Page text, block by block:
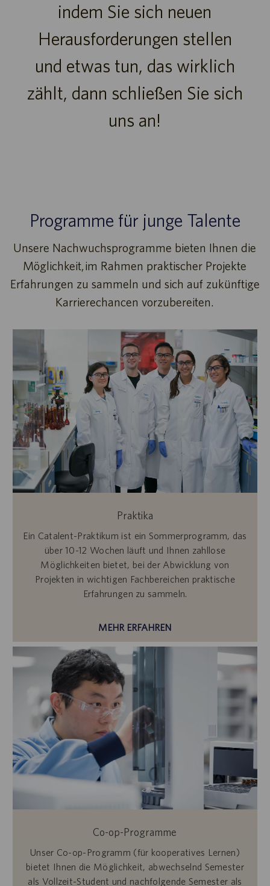
indem Sie sich neuen
Herausforderungen stellen
und etwas tun, das wirklich
zählt, dann schließen Sie sich
uns an!
Programme für junge Talente
Unsere Nachwuchsprogramme bieten Ihnen die
Möglichkeit, im Rahmen praktischer Projekte
Erfahrungen zu sammeln und sich auf zukünftige
Karrierechancen vorzubereiten.
Praktika
Ein Catalent-Praktikum ist ein Sommerprogramm, das
über 10-12 Wochen läuft und Ihnen zahllose
Möglichkeiten bietet, bei der Abwicklung von
Projekten in wichtigen Fachbereichen praktische
Erfahrungen zu sammeln.
MEHR ERFAHREN
Co-op-Programme
Unser Co-op-Programm (für kooperatives Lernen)
bietet Ihnen die Möglichkeit, abwechselnd Semester
als Vollzeit-Student und nachfolgende Semester als